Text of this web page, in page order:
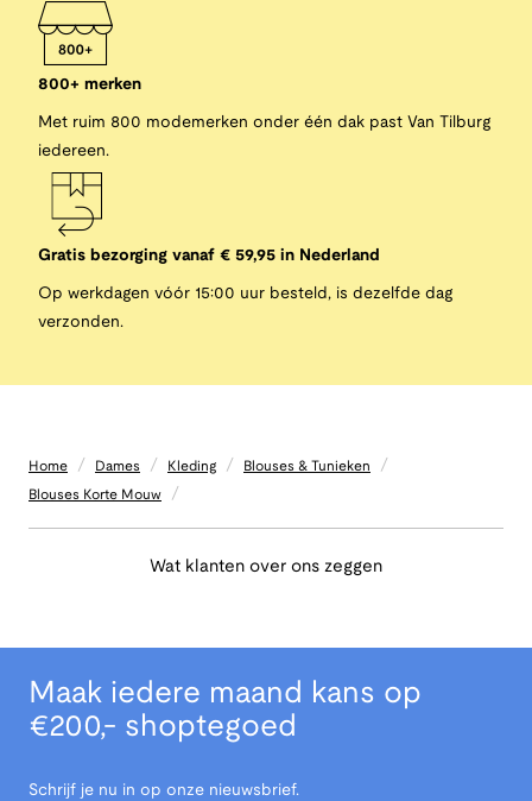
800+ merken
Met ruim 800 modemerken onder één dak past Van Tilburg
iedereen.
Gratis bezorging vanaf € 59,95 in Nederland
Op werkdagen vóór 15:00 uur besteld, is dezelfde dag
verzonden.
Home / Dames / Kleding / Blouses & Tunieken /
Blouses Korte Mouw /
Wat klanten over ons zeggen
Maak iedere maand kans op
€200,- shoptegoed
Schrijf je nu in op onze nieuwsbrief.